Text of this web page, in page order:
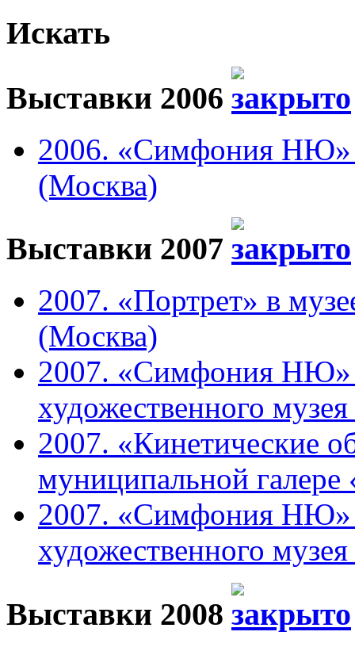
Искать
Выставки 2006
2006. «Симфония НЮ»
(Москва)
Выставки 2007
2007. «Портрет» в
(Москва)
2007. «Симфония НЮ»
художественного
2007. «Кинетические
муниципальной галере
2007. «Симфония НЮ»
художественного
Выставки 2008